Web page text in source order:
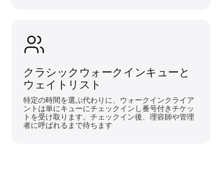
クラシックウォークインキューと
ウェイトリスト
特定の時間を選ぶ代わりに、ウォークインクライア
ントは単にキューにチェックインし番号付きチケッ
トを受け取ります。チェックイン後、理容師や管理
者に呼ばれるまで待ちます